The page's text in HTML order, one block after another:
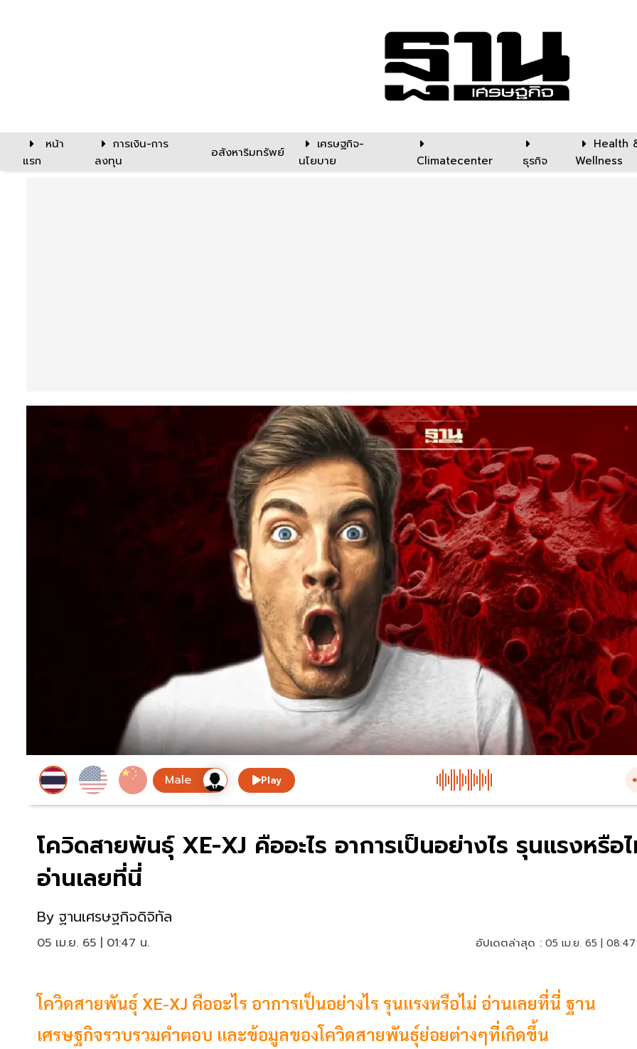
หน้า
แรก
การเงิน-การ
ลงทุน
อสังหาริมทรัพย์
เศรษฐกิจ-
นโยบาย
Climatecenter ธุรกิจ
Health
Wellness
Play
โควิดสายพันธุ์ XE-XJ คืออะไร อาการเป็นอย่างไร รุนแรงหรือ
อ่านเลยที่นี่
By ฐานเศรษฐกิจดิจิทัล
05 เม.ย. 65 | 01:47 น. อัปเดตล่าสุด : 05 เม.ย. 65 |
โควิดสายพันธุ์ XE-XJ คืออะไร อาการเป็นอย่างไร รุนแรงหรือไม่ อ่านเลยที่นี่ ฐาน
เศรษฐกิจรวบรวมคำตอบ และข้อมูลของโควิดสายพันธุ์ย่อยต่างๆที่เกิดขึ้น